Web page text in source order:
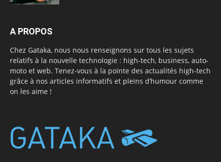
A PROPOS
Chez Gataka, nous nous renseignons sur tous les sujets
relatifs à la nouvelle technologie : high-tech, business, auto-
moto et web. Tenez-vous à la pointe des actualités high-tech
grâce à nos articles informatifs et pleins d’humour comme
on les aime !